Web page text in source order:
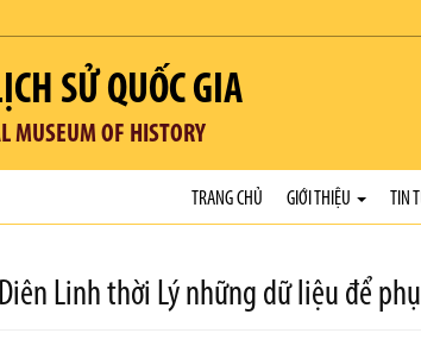
SỬ QUỐC GIA
MUSEUM OF HISTORY
TRANG CHỦ GIỚI THIỆU TIN
Linh thời Lý những dữ liệu để